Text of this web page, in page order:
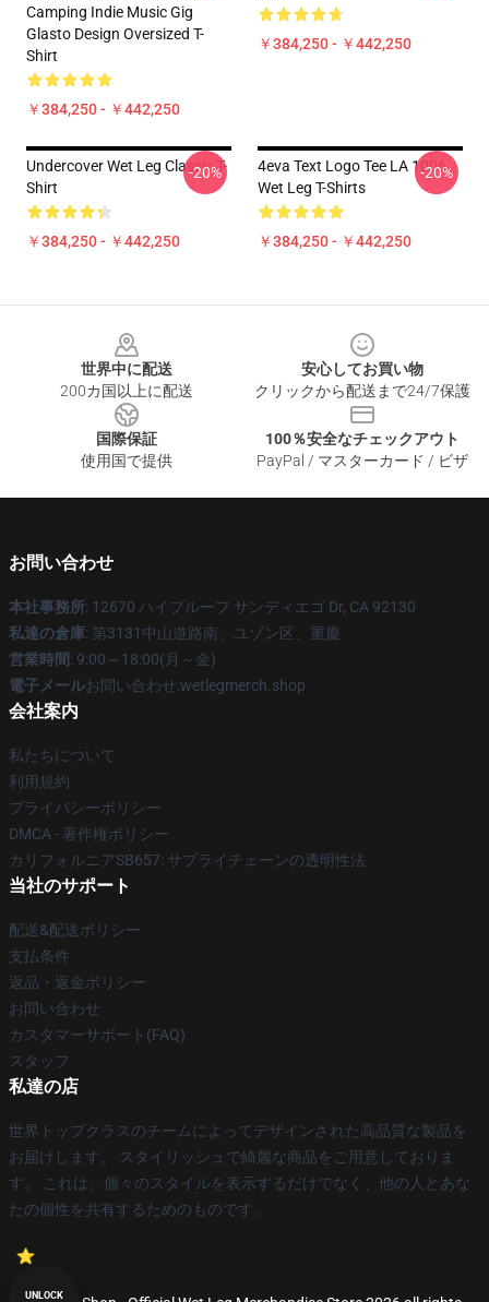
Camping Indie Music Gig
Glasto Design Oversized T-
Shirt
￥384,250 - ￥442,250
￥384,250 - ￥442,250
Undercover Wet Leg Classic T-
Shirt
￥384,250 - ￥442,250
-20%
4eva Text Logo Tee LA 1006
Wet Leg T-Shirts
￥384,250 - ￥442,250
-20%
世界中に配送
200カ国以上に配送
安心してお買い物
クリックから配送まで24/7保護
国際保証
使用国で提供
100％安全なチェックアウト
PayPal / マスターカード / ビザ
お問い合わせ
本社事務所: 12670 ハイブルーフ サンディエゴ Dr, CA 92130
私達の倉庫: 第3131中山道路南、ユゾン区、重慶
営業時間: 9:00～18:00(月～金)
電子メールお問い合わせ:wetlegmerch.shop
会社案内
私たちについて
利用規約
プライバシーポリシー
DMCA - 著作権ポリシー
カリフォルニアSB657: サプライチェーンの透明性法
当社のサポート
配送&配送ポリシー
支払条件
返品・返金ポリシー
お問い合わせ
カスタマーサポート(FAQ)
スタッフ
私達の店
世界トップクラスのチームによってデザインされた高品質な製品を
お届けします。 スタイリッシュで綺麗な商品をご用意しておりま
す。 これは、個々のスタイルを表示するだけでなく、他の人とあな
たの個性を共有するためのものです。
UNLOCK